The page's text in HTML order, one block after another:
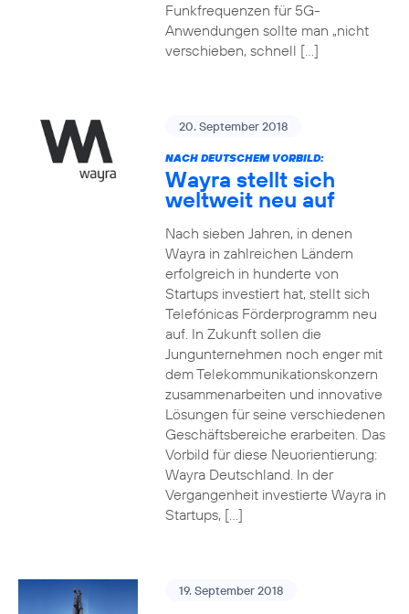
Funkfrequenzen für 5G-
Anwendungen sollte man „nicht
verschieben, schnell […]
20. September 2018
NACH DEUTSCHEM VORBILD:
Wayra stellt sich
weltweit neu auf
Nach sieben Jahren, in denen
Wayra in zahlreichen Ländern
erfolgreich in hunderte von
Startups investiert hat, stellt sich
Telefónicas Förderprogramm neu
auf. In Zukunft sollen die
Jungunternehmen noch enger mit
dem Telekommunikationskonzern
zusammenarbeiten und innovative
Lösungen für seine verschiedenen
Geschäftsbereiche erarbeiten. Das
Vorbild für diese Neuorientierung:
Wayra Deutschland. In der
Vergangenheit investierte Wayra in
Startups, […]
19. September 2018